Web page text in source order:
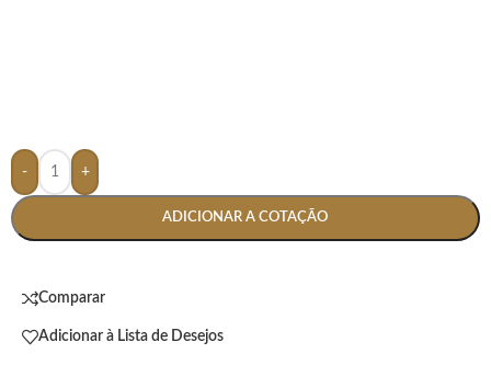
- +
ADICIONAR A COTAÇÃO
Comparar
Adicionar à Lista de Desejos